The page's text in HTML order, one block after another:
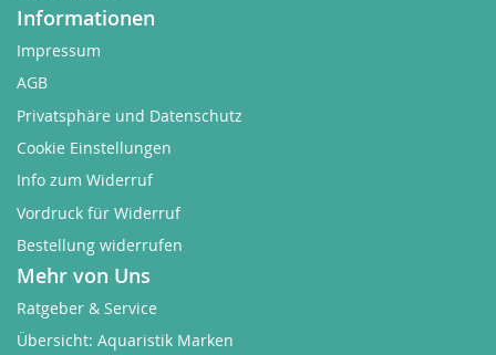
Informationen
Impressum
AGB
Privatsphäre und Datenschutz
Cookie Einstellungen
Info zum Widerruf
Vordruck für Widerruf
Bestellung widerrufen
Mehr von Uns
Ratgeber & Service
Übersicht: Aquaristik Marken